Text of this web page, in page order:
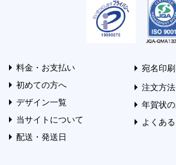
料金・お支払い
初めての方へ
デザイン一覧
当サイトについて
配送・発送日
宛名印刷
注文方法
年賀状
よくあ